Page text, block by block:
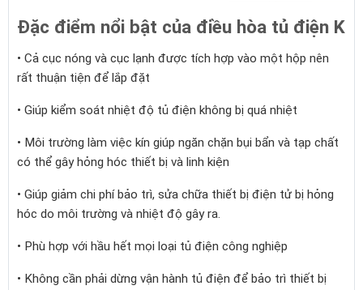
Đặc điểm nổi bật của điều hòa tủ điện
• Cả cục nóng và cục lạnh được tích hợp vào một hộp nên
rất thuận tiện để lắp đặt
• Giúp kiểm soát nhiệt độ tủ điện không bị quá nhiệt
• Môi trường làm việc kín giúp ngăn chặn bụi bẩn và tạp chất
có thể gây hỏng hóc thiết bị và linh kiện
• Giúp giảm chi phí bảo trì, sửa chữa thiết bị điện tử bị hỏng
hóc do môi trường và nhiệt độ gây ra.
• Phù hợp với hầu hết mọi loại tủ điện công nghiệp
• Không cần phải dừng vận hành tủ điện để bảo trì thiết bị